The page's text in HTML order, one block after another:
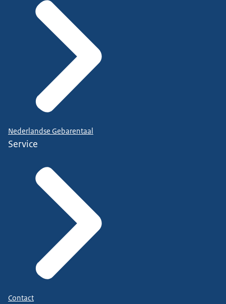
Nederlandse Gebarentaal
Service
Contact